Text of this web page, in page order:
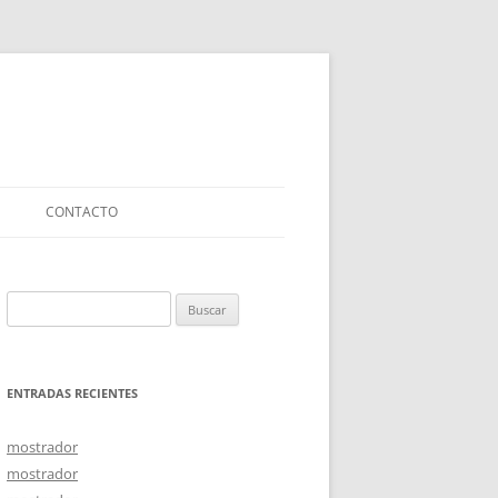
CONTACTO
ENTRADAS RECIENTES
mostrador
mostrador